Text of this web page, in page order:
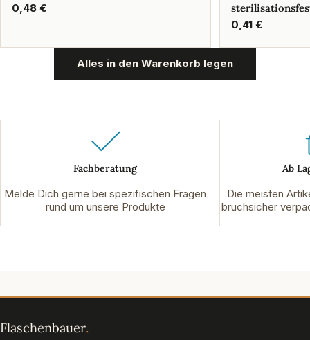
Regulärer
0,48 €
Regulärer
0,41 €
Alles in den Warenkorb legen
Fachberatung
Melde Dich gerne bei spezifischen Fragen
rund um unsere Produkte
Ab
Die meisten
bruchsicher